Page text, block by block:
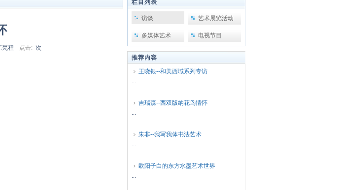
梵程 点击: 次
栏目列表
访谈 艺术展览活动
多媒体艺术 电视节目
推荐内容
王晓银--和美西域系列专访
...
吉瑞森--西双版纳花鸟情怀
...
朱非--我写我体书法艺术
...
欧阳子白的东方水墨艺术世界
...